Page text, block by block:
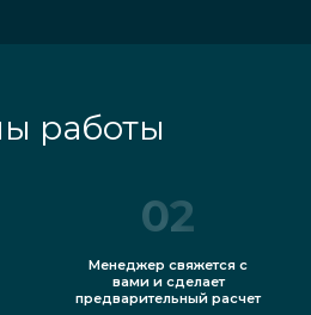
работы
02
Менеджер свяжется с
вами и сделает
предварительный расчет